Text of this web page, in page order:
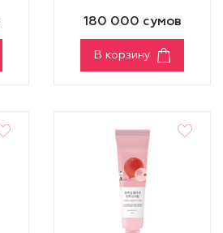
180 000 сумов
В корзину